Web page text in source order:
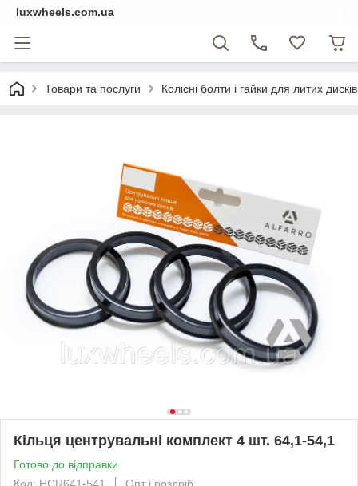
luxwheels.com.ua
Товари та послуги Колісні болти і гайки для литих
Кільця центрувальні комплект 4 шт. 64,1-54,1
Готово до відправки
Код: HCR641-541
Опт і роздріб